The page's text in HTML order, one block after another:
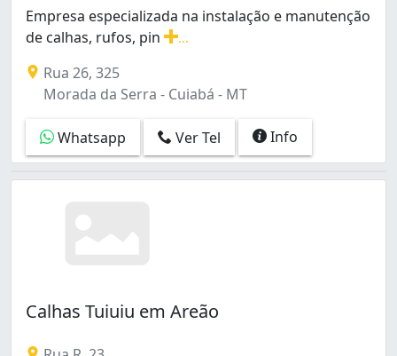
Empresa especializada na instalação e manutenção
de calhas, rufos, pin
Rua 26, 325
Morada da Serra - Cuiabá - MT
Whatsapp Ver Tel Info
Calhas Tuiuiu em Areão